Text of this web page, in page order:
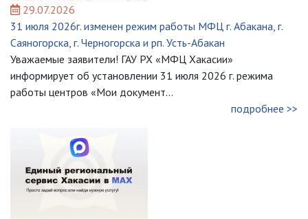
29.07.2026
31 июля 2026г. изменен режим работы МФЦ г. Абакана, г.
Саяногорска, г. Черногорска и рп. Усть-Абакан
Уважаемые заявители! ГАУ РХ «МФЦ Хакасии»
информирует об установлении 31 июля 2026 г. режима
работы центров «Мои документ...
подробнее >>